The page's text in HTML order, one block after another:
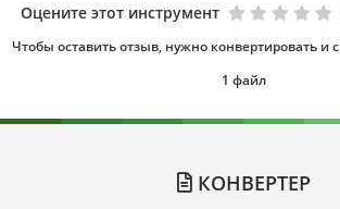
Оцените этот инструмент
Чтобы оставить отзыв, нужно конвертировать и
1 файл
КОНВЕРТЕР